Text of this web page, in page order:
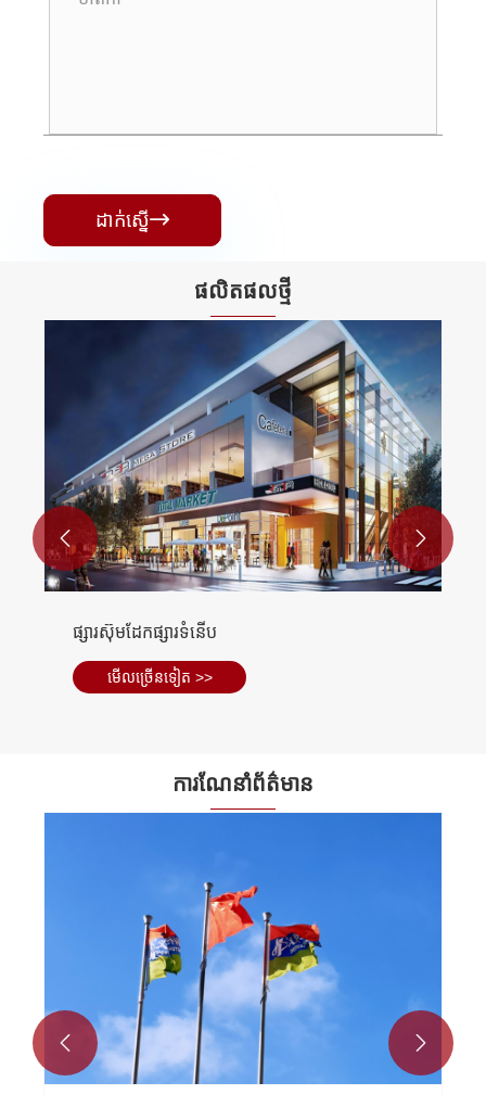
ដាក់ស្នើ
ផលិតផល​ថ្មី
ផ្សារស៊ុមដែកផ្សារទំនើប
មើល​ច្រើន​ទៀត >>
 
ការណែនាំព័ត៌មាន
 